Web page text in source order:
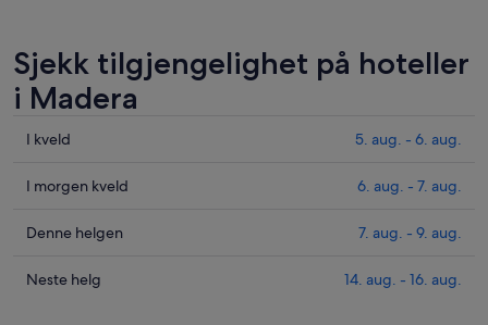
Sjekk tilgjengelighet på hoteller
i Madera
Sjekk
i
for
kveld,
I kveld 5. aug. - 6. aug.
Sjekk
i
for
I morgen kveld 6. aug. - 7. aug.
Sjekk
i
Denne helgen 7. aug. - 9. aug.
Sjekk
Neste helg 14. aug. - 16. aug.